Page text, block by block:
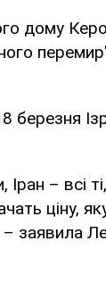
дому
– всі
ціну,
заявила